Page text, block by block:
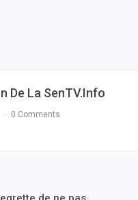
De La SenTV.info
0 Comments